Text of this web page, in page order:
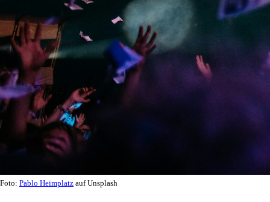
Foto: Pablo Heimplatz auf Unsplash